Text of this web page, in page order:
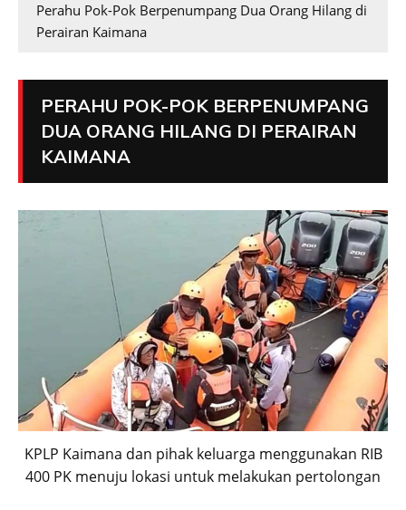
Perahu Pok-Pok Berpenumpang Dua Orang Hilang di
Perairan Kaimana
PERAHU POK-POK BERPENUMPANG
DUA ORANG HILANG DI PERAIRAN
KAIMANA
KPLP Kaimana dan pihak keluarga menggunakan RIB
400 PK menuju lokasi untuk melakukan pertolongan